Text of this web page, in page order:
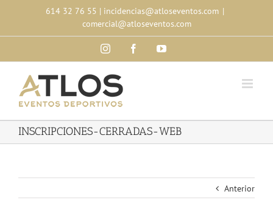
content
614 32 76 55 | incidencias@atloseventos.com |
comercial@atloseventos.com
InstagramFacebookYouTube
INSCRIPCIONES-CERRADAS-WEB
Anterior